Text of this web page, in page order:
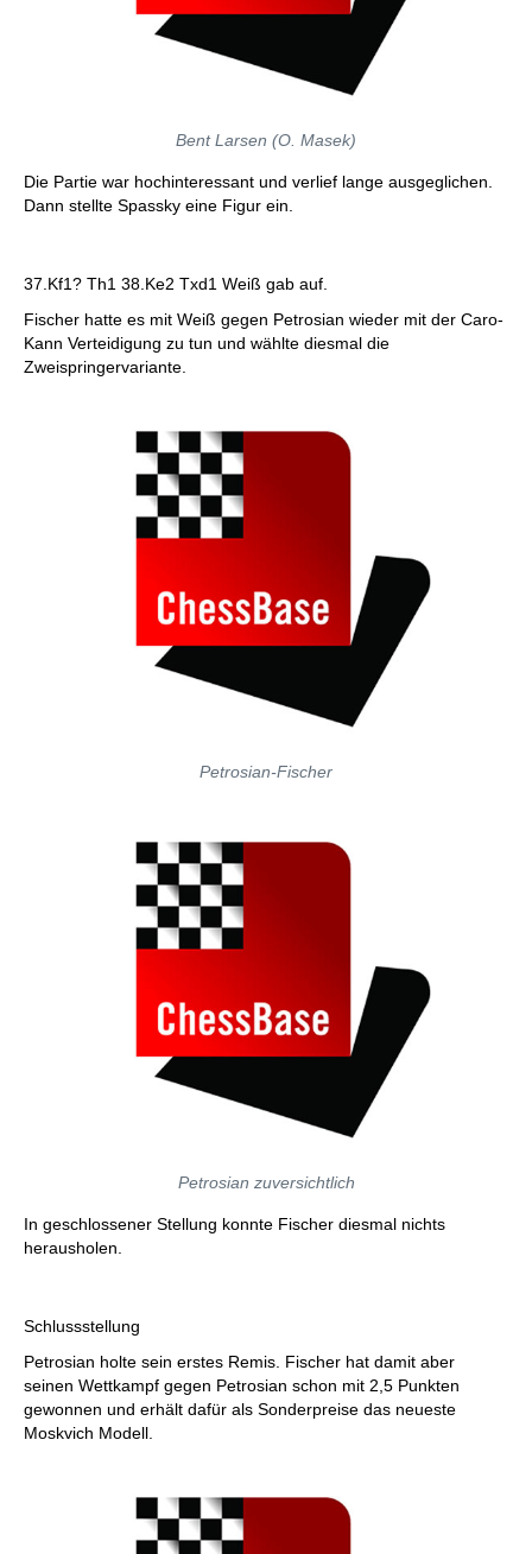
Bent Larsen (O. Masek)
Die Partie war hochinteressant und verlief lange ausgeglichen.
Dann stellte Spassky eine Figur ein.
37.Kf1? Th1 38.Ke2 Txd1 Weiß gab auf.
Fischer hatte es mit Weiß gegen Petrosian wieder mit der Caro-
Kann Verteidigung zu tun und wählte diesmal die
Zweispringervariante.
Petrosian-Fischer
Petrosian zuversichtlich
In geschlossener Stellung konnte Fischer diesmal nichts
herausholen.
Schlussstellung
Petrosian holte sein erstes Remis. Fischer hat damit aber
seinen Wettkampf gegen Petrosian schon mit 2,5 Punkten
gewonnen und erhält dafür als Sonderpreise das neueste
Moskvich Modell.